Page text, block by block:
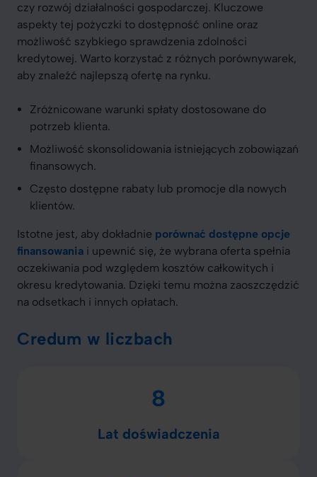
czy rozwój działalności gospodarczej. Kluczowe
aspekty tej pożyczki to dostępność online oraz
możliwość szybkiego sprawdzenia zdolności
kredytowej. Warto korzystać z różnych porównywarek,
aby znaleźć najlepszą ofertę na rynku.
Zróżnicowane warunki spłaty dostosowane do
potrzeb klienta.
Możliwość skonsolidowania istniejących zobowiązań
finansowych.
Często dostępne rabaty lub promocje dla nowych
klientów.
Istotne jest, aby dokładnie porównać dostępne opcje
finansowania i upewnić się, że wybrana oferta spełnia
oczekiwania pod względem kosztów całkowitych i
okresu kredytowania. Dzięki temu można zaoszczędzić
na odsetkach i innych opłatach.
Credum w liczbach
8
Lat doświadczenia